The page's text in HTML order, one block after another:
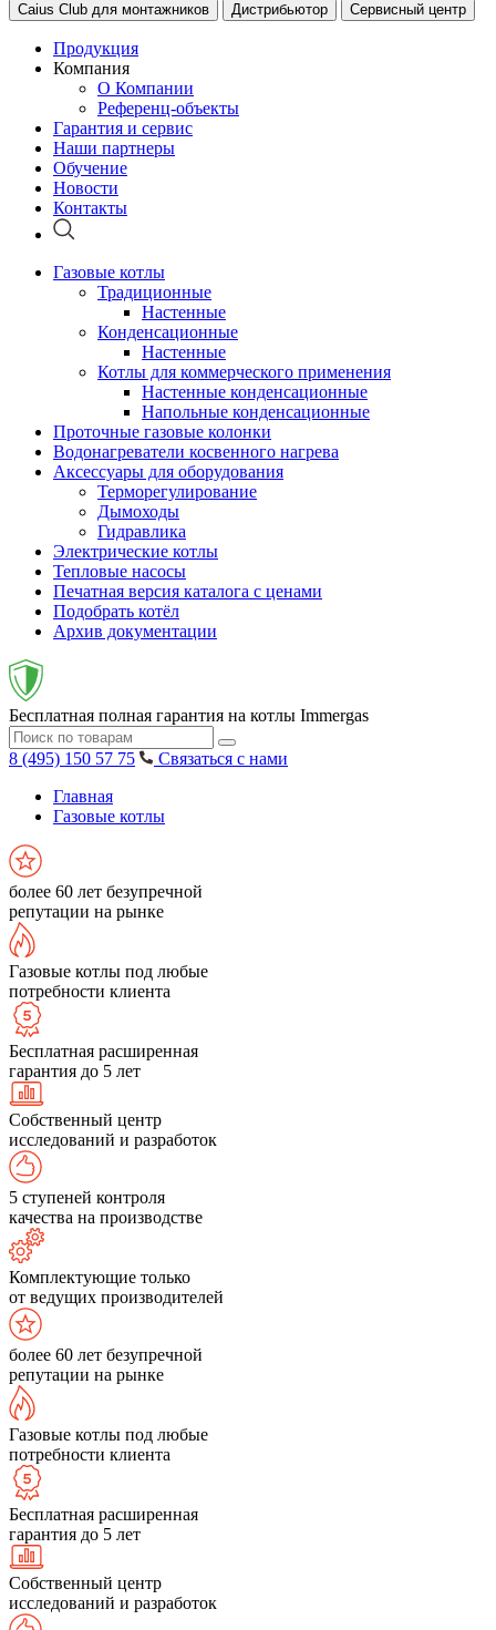
Caius Club для монтажников Дистрибьютор Сервисный центр
Продукция
Компания
О Компании
Референц-объекты
Гарантия и сервис
Наши партнеры
Обучение
Новости
Контакты
Газовые котлы
Традиционные
Настенные
Конденсационные
Настенные
Котлы для коммерческого применения
Настенные конденсационные
Напольные конденсационные
Проточные газовые колонки
Водонагреватели косвенного нагрева
Аксессуары для оборудования
Терморегулирование
Дымоходы
Гидравлика
Электрические котлы
Тепловые насосы
Печатная версия каталога с ценами
Подобрать котёл
Архив документации
Бесплатная полная гарантия на котлы Immergas
8 (495) 150 57 75
Связаться с нами
Главная
Газовые котлы
более 60 лет безупречной
репутации на рынке
Газовые котлы под любые
потребности клиента
Бесплатная расширенная
гарантия до 5 лет
Собственный центр
исследований и разработок
5 ступеней контроля
качества на производстве
Комплектующие только
от ведущих производителей
более 60 лет безупречной
репутации на рынке
Газовые котлы под любые
потребности клиента
Бесплатная расширенная
гарантия до 5 лет
Собственный центр
исследований и разработок